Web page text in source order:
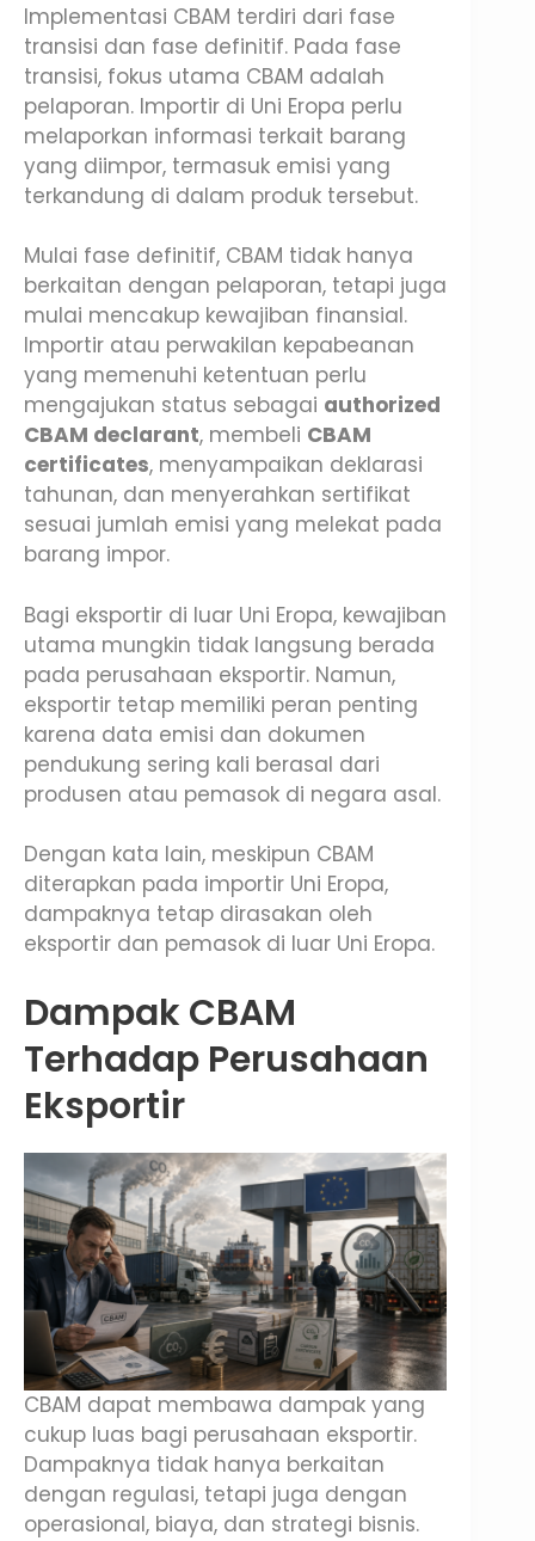
Implementasi CBAM terdiri dari fase
transisi dan fase definitif. Pada fase
transisi, fokus utama CBAM adalah
pelaporan. Importir di Uni Eropa perlu
melaporkan informasi terkait barang
yang diimpor, termasuk emisi yang
terkandung di dalam produk tersebut.
Mulai fase definitif, CBAM tidak hanya
berkaitan dengan pelaporan, tetapi juga
mulai mencakup kewajiban finansial.
Importir atau perwakilan kepabeanan
yang memenuhi ketentuan perlu
mengajukan status sebagai authorized
CBAM declarant, membeli CBAM
certificates, menyampaikan deklarasi
tahunan, dan menyerahkan sertifikat
sesuai jumlah emisi yang melekat pada
barang impor.
Bagi eksportir di luar Uni Eropa, kewajiban
utama mungkin tidak langsung berada
pada perusahaan eksportir. Namun,
eksportir tetap memiliki peran penting
karena data emisi dan dokumen
pendukung sering kali berasal dari
produsen atau pemasok di negara asal.
Dengan kata lain, meskipun CBAM
diterapkan pada importir Uni Eropa,
dampaknya tetap dirasakan oleh
eksportir dan pemasok di luar Uni Eropa.
Dampak CBAM
Terhadap Perusahaan
Eksportir
CBAM dapat membawa dampak yang
cukup luas bagi perusahaan eksportir.
Dampaknya tidak hanya berkaitan
dengan regulasi, tetapi juga dengan
operasional, biaya, dan strategi bisnis.